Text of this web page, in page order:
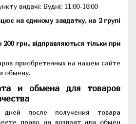
видачі: Будні: 11:00-18:00
на єдиному завдатку, на 2 групі
грн., відправляються тільки при
приобретенных на нашем сайте
обмену.
и обмена для товаров
после получения товара
право на возврат или обмен